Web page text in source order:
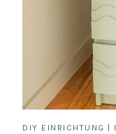
DIY EINRICHTUNG